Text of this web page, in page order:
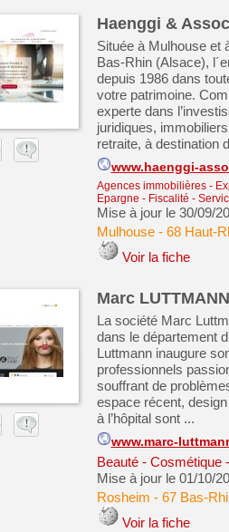
Haenggi &
Située à Mulhouse et
Bas-Rhin (Alsace),
depuis 1986 dans
votre patrimoine.
experte dans
juridiques,
retraite, à destination
www.haenggi-
Agences immobilières -
Epargne - Fiscalité -
Mise à jour le 30/09/
Mulhouse- 68 Haut-
Voir la fiche
Marc
La société Marc
dans le département
Luttmann inaugure
professionnels
souffrant de
espace récent,
à l’hôpital sont ...
www.marc-
Beauté - Cosmétique
Mise à jour le 01/10/
Rosheim - 67 Bas-
Voir la fiche